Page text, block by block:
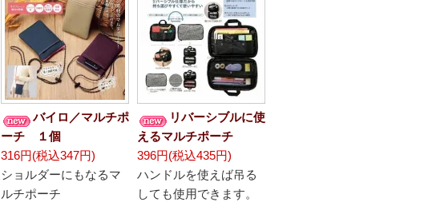
バイロ／マルチポ
ーチ １個
316円(税込347円)
ショルダーにもなるマ
ルチポーチ
リバーシブルに使
えるマルチポーチ
396円(税込435円)
ハンドルを使えば吊る
しても使用できます。